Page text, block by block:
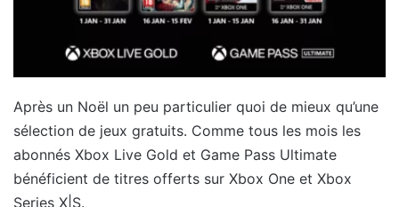
Après un Noël un peu particulier quoi de mieux qu’une
sélection de jeux gratuits. Comme tous les mois les
abonnés Xbox Live Gold et Game Pass Ultimate
bénéficient de titres offerts sur Xbox One et Xbox
Series X|S.